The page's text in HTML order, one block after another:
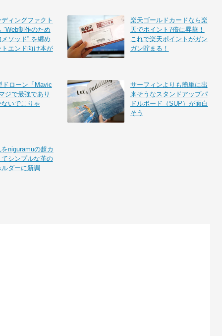
ィングファクト
”Web制作のため
ソッド” を纏め
エンド向け本が
楽天ゴールドカードなら楽
天でポイント7倍に昇華！
これで楽天ポイントがガン
ガン貯まる！
ドローン「Mavic
ジで最強であり
いでこりゃ
サーフィンよりも簡単に出
来そうなスタンドアップパ
ドルボード（SUP）が面白
そう
niguramuの超カ
シンプルな革の
ダーに新調